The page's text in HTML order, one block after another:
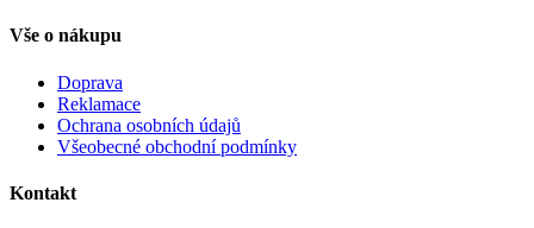
Vše o nákupu
Doprava
Reklamace
Ochrana osobních údajů
Všeobecné obchodní podmínky
Kontakt